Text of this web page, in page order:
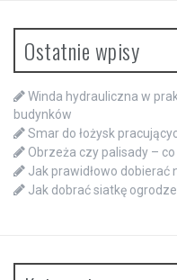
Ostatnie wpisy
Winda hydrauliczna w
budynków
Smar do łożysk
Obrzeża czy palisady –
Jak prawidłowo dobierać
Jak dobrać siatkę